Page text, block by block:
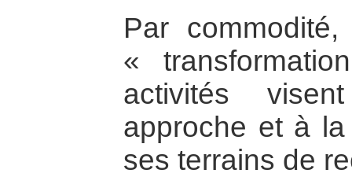
Par
«
activités
approche et à
ses terrains de